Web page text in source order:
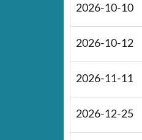
2026-10-10
2026-10-12
2026-11-11
2026-12-25